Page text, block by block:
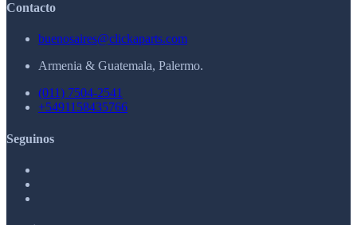
Contacto
buenosaires@clickaparts.com
Armenia & Guatemala, Palermo.
(011) 7504-2541
+5491158435766
Seguinos